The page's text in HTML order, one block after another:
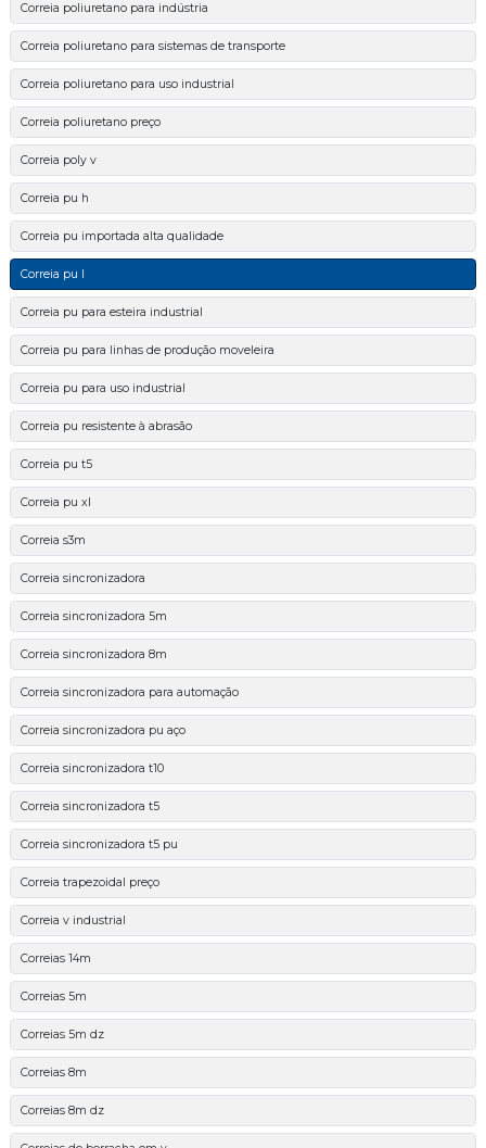
Correia poliuretano para indústria
Correia poliuretano para sistemas de transporte
Correia poliuretano para uso industrial
Correia poliuretano preço
Correia poly v
Correia pu h
Correia pu importada alta qualidade
Correia pu l
Correia pu para esteira industrial
Correia pu para linhas de produção moveleira
Correia pu para uso industrial
Correia pu resistente à abrasão
Correia pu t5
Correia pu xl
Correia s3m
Correia sincronizadora
Correia sincronizadora 5m
Correia sincronizadora 8m
Correia sincronizadora para automação
Correia sincronizadora pu aço
Correia sincronizadora t10
Correia sincronizadora t5
Correia sincronizadora t5 pu
Correia trapezoidal preço
Correia v industrial
Correias 14m
Correias 5m
Correias 5m dz
Correias 8m
Correias 8m dz